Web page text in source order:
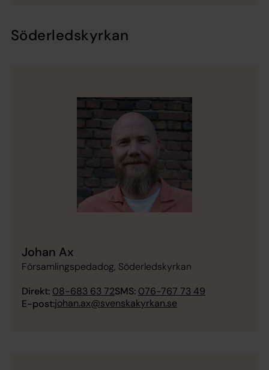
Söderledskyrkan
Johan Ax
Församlingspedadog, Söderledskyrkan
Direkt: 08-683 63 72SMS: 076-767 73 49
E-post:johan.ax@svenskakyrkan.se